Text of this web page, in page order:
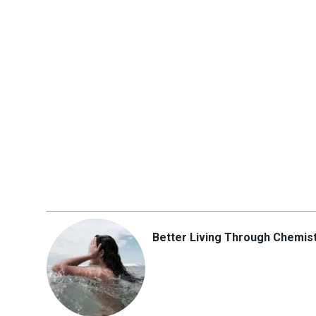
Better Living Through